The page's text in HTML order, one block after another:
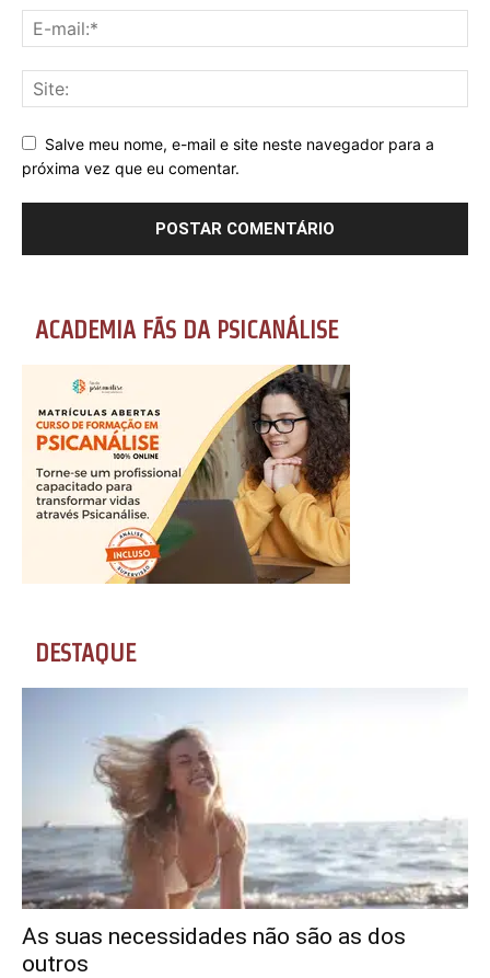
Salve meu nome, e-mail e site neste navegador para a
próxima vez que eu comentar.
ACADEMIA FÃS DA PSICANÁLISE
DESTAQUE
As suas necessidades não são as dos
outros